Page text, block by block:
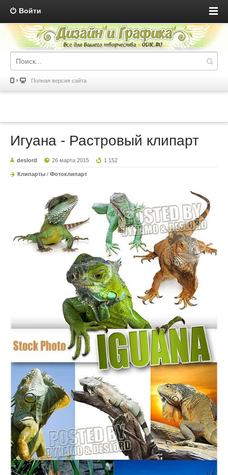
Войти
Полная версия сайта
Игуана - Растровый клипарт
deslord 26 марта 2015 1 152
Клипарты / Фотоклипарт